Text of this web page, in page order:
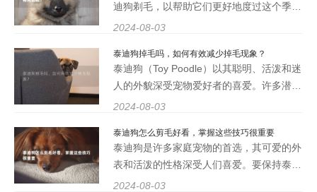
迪狗剃毛，以帮助它们更好地度过这个季
节。泰迪狗夏天需要剃毛吗？剃毛对它们有
将从多个方面详细阐述泰迪狗在夏天剃毛的
必要性及其对健康和
2024-08-03
泰迪狗掉毛吗，如何有效减少掉毛现象？
泰迪狗（Toy Poodle）以其聪明、活泼和迷
人的外貌深受宠物爱好者的喜爱。许多潜在
的泰迪狗主人都会问一个共同的问题：泰迪
详细解答这个问题，并提供多种方法来帮助
您减少泰迪狗的掉毛现象
2024-08-03
泰迪狗怎么剪毛好看，掌握这些技巧很重要
泰迪狗是许多家庭宠物的首选，其可爱的外
表和活泼的性格深受人们喜爱。要保持泰迪
狗的美丽外观，定期的剪毛是必不可少的。
2024-08-03